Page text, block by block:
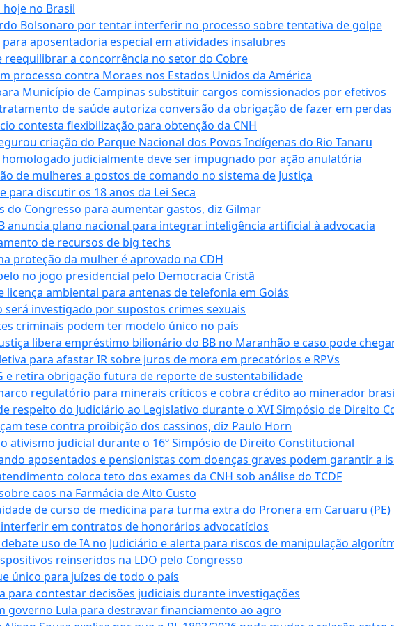
no Brasil
Bolsonaro por tentar interferir no processo sobre tentativa de golpe
aposentadoria especial em atividades insalubres
a concorrência no setor do Cobre
processo contra Moraes nos Estados Unidos da América
Município de Campinas substituir cargos comissionados por efetivos
de saúde autoriza conversão da obrigação de fazer em perdas
contesta flexibilização para obtenção da CNH
criação do Parque Nacional dos Povos Indígenas do Rio Tanaru
judicialmente deve ser impugnado por ação anulatória
de mulheres a postos de comando no sistema de Justiça
discutir os 18 anos da Lei Seca
do Congresso para aumentar gastos, diz Gilmar
anuncia plano nacional para integrar inteligência artificial à advocacia
de recursos de big techs
proteção da mulher é aprovado na CDH
no jogo presidencial pelo Democracia Cristã
licença ambiental para antenas de telefonia em Goiás
investigado por supostos crimes sexuais
criminais podem ter modelo único no país
libera empréstimo bilionário do BB no Maranhão e caso pode chegar
para afastar IR sobre juros de mora em precatórios e RPVs
e retira obrigação futura de reporte de sustentabilidade
regulatório para minerais críticos e cobra crédito ao minerador
respeito do Judiciário ao Legislativo durante o XVI Simpósio de Direito
tese contra proibição dos cassinos, diz Paulo Horn
ativismo judicial durante o 16º Simpósio de Direito Constitucional
aposentados e pensionistas com doenças graves podem garantir a
coloca teto dos exames da CNH sob análise do TCDF
caos na Farmácia de Alto Custo
de curso de medicina para turma extra do Pronera em Caruaru (PE)
em contratos de honorários advocatícios
uso de IA no Judiciário e alerta para riscos de manipulação
reinseridos na LDO pelo Congresso
único para juízes de todo o país
para contestar decisões judiciais durante investigações
governo Lula para destravar financiamento ao agro